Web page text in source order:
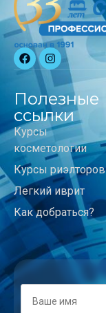
Полезные
ссылки
Курсы
косметологии
Курсы риэлторов
Легкий иврит
Как добраться?